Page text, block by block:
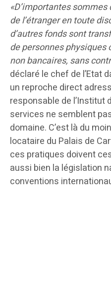
«D’importantes
de l’étranger en toute
d’autres fonds sont
de personnes physiques
non bancaires, sans
déclaré le chef de l’Etat
un reproche direct
responsable de l’Institut
services ne semblent
domaine. C’est là du
locataire du Palais de
ces pratiques doivent
aussi bien la législation
conventions